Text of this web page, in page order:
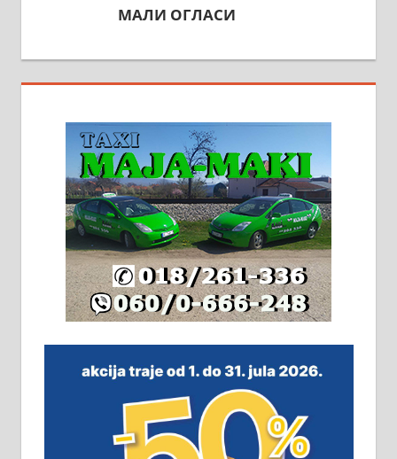
београдски друм. Две одвојене
2х150м2, две гараже, централно
адресе. 063/71-74-023
Издајем комплетно опремљену
халу на Житковачком путу, на
плацу површине око 7 ари.
064/321-80-51; 063/102-35-25
На продају легализована, нова,
незавршена кућа површине 160
м2 са плацем од 8 ари у Зеленом
замена. 064/21-63-584
ПОСЛОВНИ ОГЛАСИ